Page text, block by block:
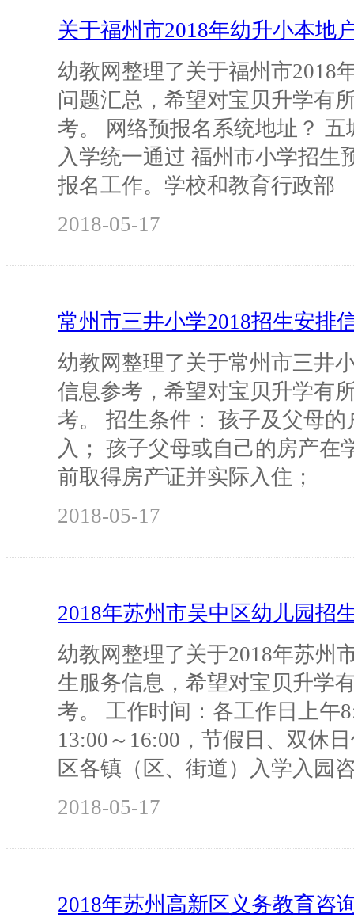
关于福州市2018年幼升小本地
幼教网整理了关于福州市2018
问题汇总，希望对宝贝升学有
考。 网络预报名系统地址？
入学统一通过 福州市小学招生
报名工作。学校和教育行政部
2018-05-17
常州市三井小学2018招生安排
幼教网整理了关于常州市三井
信息参考，希望对宝贝升学有
考。 招生条件： 孩子及父母
入； 孩子父母或自己的房产在
前取得房产证并实际入住；
2018-05-17
2018年苏州市吴中区幼儿园招
幼教网整理了关于2018年苏州
生服务信息，希望对宝贝升学
考。 工作时间：各工作日上午
13:00～16:00，节假日、双休
区各镇（区、街道）入学入园
2018-05-17
2018年苏州高新区义务教育咨